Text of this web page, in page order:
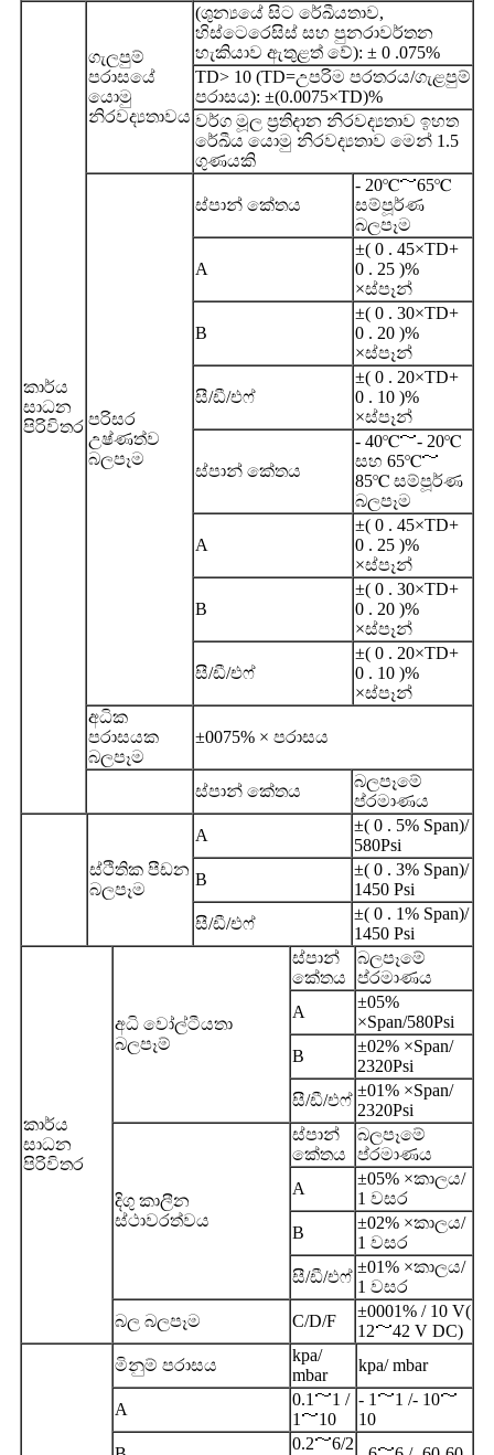
කාර්ය
සාධන
පිරිවිතර
ගැලපුම්
පරාසයේ
යොමු
නිරවද්‍යතාවය
(ශුන්‍යයේ සිට රේඛීයතාව,
හිස්ටෙරෙසිස් සහ පුනරාවර්තන
හැකියාව ඇතුළත් වේ): ± 0 .075%
TD> 10 (TD=උපරිම පරතරය/ගැළපුම්
පරාසය): ±(0.0075×TD)%
වර්ග මූල ප්‍රතිදාන නිරවද්‍යතාව ඉහත
රේඛීය යොමු නිරවද්‍යතාව මෙන් 1.5
ගුණයකි
පරිසර
උෂ්ණත්ව
බලපෑම
ස්පාන් කේතය
- 20℃～65℃
සම්පූර්ණ
බලපෑම
A
±( 0 . 45×TD+
0 . 25 )%
×ස්පෑන්
B
±( 0 . 30×TD+
0 . 20 )%
×ස්පෑන්
සී/ඩී/එෆ්
±( 0 . 20×TD+
0 . 10 )%
×ස්පෑන්
ස්පාන් කේතය
- 40℃～- 20℃
සහ 65℃～
85℃ සම්පූර්ණ
බලපෑම
A
±( 0 . 45×TD+
0 . 25 )%
×ස්පෑන්
B
±( 0 . 30×TD+
0 . 20 )%
×ස්පෑන්
සී/ඩී/එෆ්
±( 0 . 20×TD+
0 . 10 )%
×ස්පෑන්
අධික
පරාසයක
බලපෑම
±0075% × පරාසය
ස්පාන් කේතය
බලපෑමේ
ප්රමාණය
ස්ථිතික පීඩන
බලපෑම
A
±( 0 . 5% Span)/
580Psi
B
±( 0 . 3% Span)/
1450 Psi
සී/ඩී/එෆ්
±( 0 . 1% Span)/
1450 Psi
කාර්ය
සාධන
පිරිවිතර
අධි වෝල්ටීයතා
බලපෑම්
ස්පාන්
කේතය
බලපෑමේ
ප්රමාණය
A
±05%
×Span/580Psi
B
±02% ×Span/
2320Psi
සී/ඩී/එෆ්
±01% ×Span/
2320Psi
දිගු කාලීන
ස්ථාවරත්වය
ස්පාන්
කේතය
බලපෑමේ
ප්රමාණය
A
±05% ×කාලය/
1 වසර
B
±02% ×කාලය/
1 වසර
සී/ඩී/එෆ්
±01% ×කාලය/
1 වසර
බල බලපෑම
C/D/F
±0001% / 10 V(
12～42 V DC)
මිනුම් පරාසය
kpa/
mbar
kpa/ mbar
A
0.1～1 /
1～10
- 1～1 /- 10～
10
0.2～6/2